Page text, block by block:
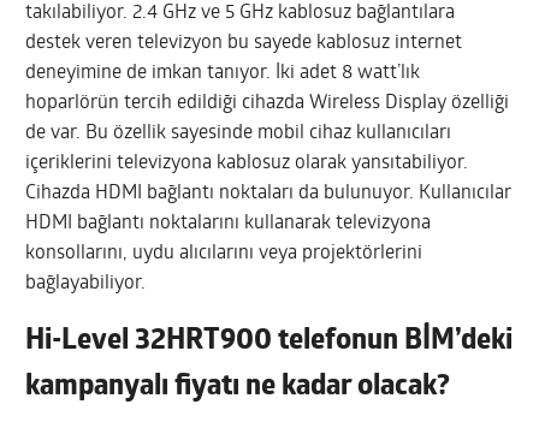
takılabiliyor. 2.4 GHz ve 5 GHz kablosuz bağlantılara
destek veren televizyon bu sayede kablosuz internet
deneyimine de imkan tanıyor. İki adet 8 watt’lık
hoparlörün tercih edildiği cihazda Wireless Display özelliği
de var. Bu özellik sayesinde mobil cihaz kullanıcıları
içeriklerini televizyona kablosuz olarak yansıtabiliyor.
Cihazda HDMI bağlantı noktaları da bulunuyor. Kullanıcılar
HDMI bağlantı noktalarını kullanarak televizyona
konsollarını, uydu alıcılarını veya projektörlerini
bağlayabiliyor.
Hi-Level 32HRT900 telefonun BİM’deki
kampanyalı fiyatı ne kadar olacak?